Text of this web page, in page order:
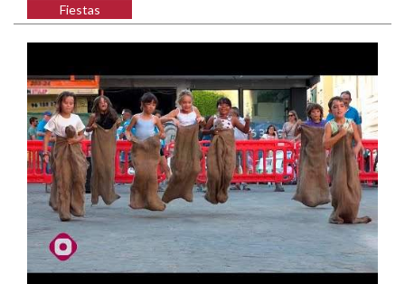
Fiestas